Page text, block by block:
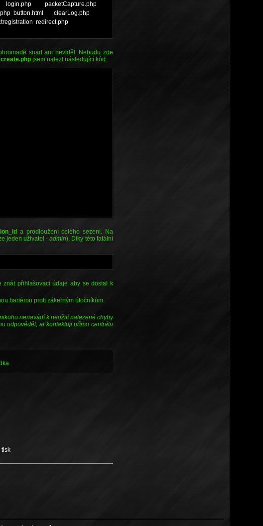
login.php packetCapture.php
button.html clearLog.php
redirect.php
snad ani neviděl. Nebudu zde
jsem nalezl následující kód:
a prodloužení celého sezení. Na
jeden uživatel -admin). Díky této fatální
znát přihlašovací údaje aby se dostal k
bariérou proti zákeřným útočníkům.
nenavádí k neužití nalezené chyby
odpověděl, ať kontaktuji přímo centrálu
tisk